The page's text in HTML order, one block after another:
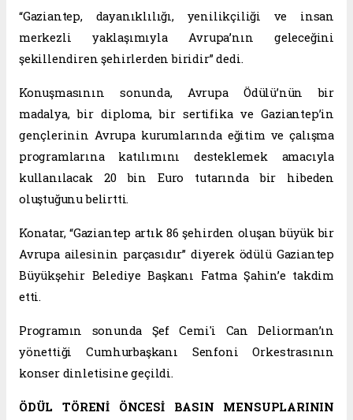
“Gaziantep, dayanıklılığı, yenilikçiliği ve insan
merkezli yaklaşımıyla Avrupa’nın geleceğini
şekillendiren şehirlerden biridir” dedi.
Konuşmasının sonunda, Avrupa Ödülü’nün bir
madalya, bir diploma, bir sertifika ve Gaziantep’in
gençlerinin Avrupa kurumlarında eğitim ve çalışma
programlarına katılımını desteklemek amacıyla
kullanılacak 20 bin Euro tutarında bir hibeden
oluştuğunu belirtti.
Konatar, “Gaziantep artık 86 şehirden oluşan büyük bir
Avrupa ailesinin parçasıdır” diyerek ödülü Gaziantep
Büyükşehir Belediye Başkanı Fatma Şahin’e takdim
etti.
Programın sonunda Şef Cemi'i Can Deliorman’ın
yönettiği Cumhurbaşkanı Senfoni Orkestrasının
konser dinletisine geçildi.
ÖDÜL TÖRENİ ÖNCESİ BASIN MENSUPLARININ